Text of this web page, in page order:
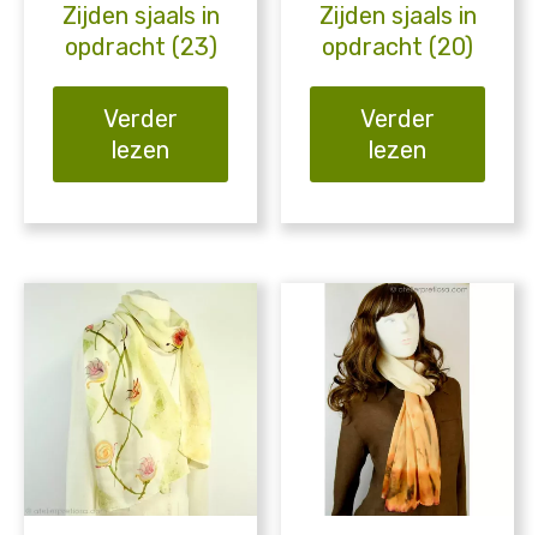
Zijden sjaals in
opdracht (23)
Verder
lezen
Zijden sjaals in
opdracht (20)
Verder
lezen